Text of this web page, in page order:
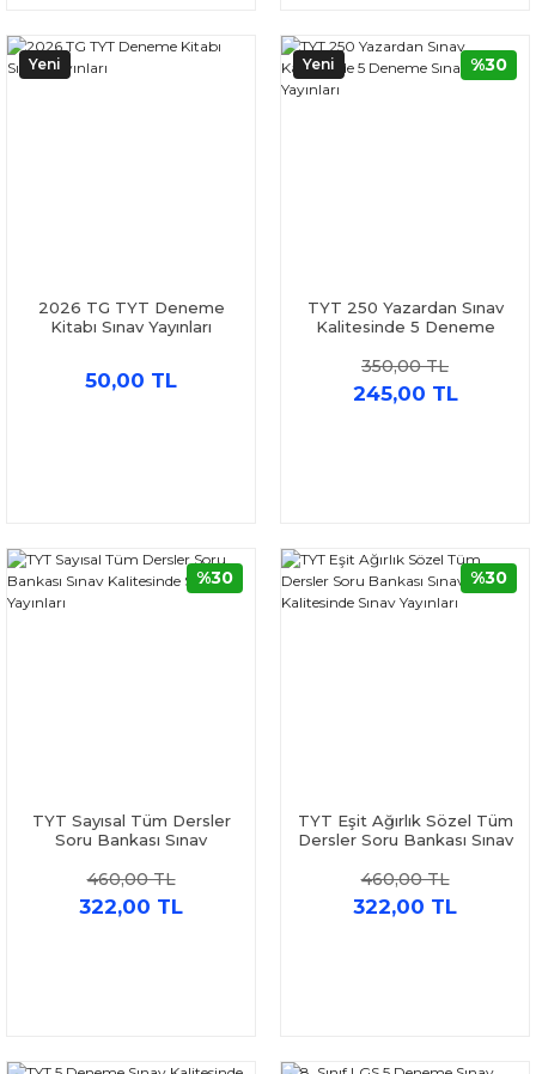
Yeni
2026 TG TYT Deneme
Kitabı Sınav Yayınları
50,00 TL
Yeni
TYT 250 Yazardan Sınav
Kalitesinde 5 Deneme
350,00 TL
245,00 TL
%30
TYT Sayısal Tüm Dersler
Soru Bankası Sınav
460,00 TL
322,00 TL
%30
TYT Eşit Ağırlık Sözel Tüm
Dersler Soru Bankası Sınav
460,00 TL
322,00 TL
%30